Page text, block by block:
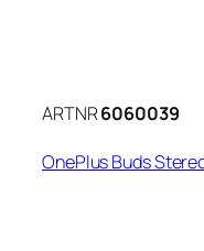
ARTNR6060039
OnePlus Buds